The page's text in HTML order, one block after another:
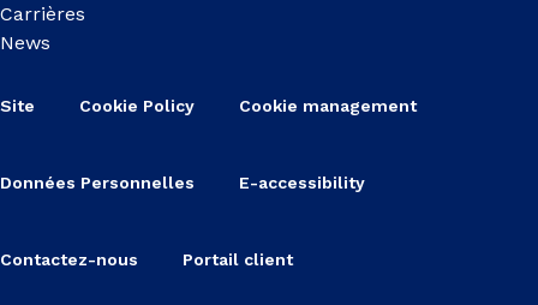
Carrières
News
Site Cookie Policy Cookie management
Données Personnelles E-accessibility
Contactez-nous Portail client